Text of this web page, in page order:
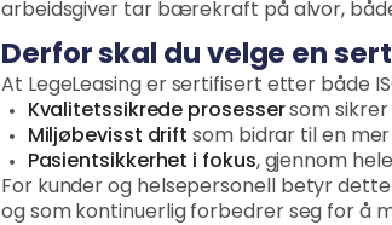
arbeidsgiver tar bærekraft på alvor,
Derfor skal du velge en
At LegeLeasing er sertifisert etter både
Kvalitetssikrede prosessersom sikrer
Miljøbevisst drift som bidrar til en
Pasientsikkerhet i fokus, gjennom
For kunder og helsepersonell betyr
og som kontinuerlig forbedrer seg for å